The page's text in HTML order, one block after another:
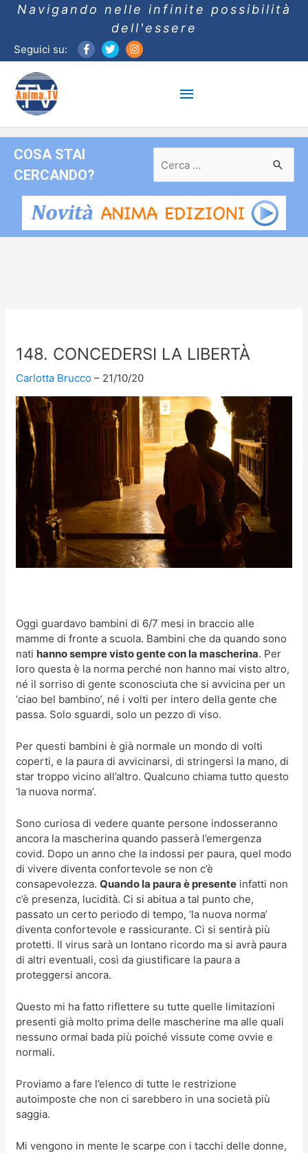
Navigando nelle infinite possibilità
dell'essere
Seguici su:
Menu
principale
COSA STAI
CERCANDO?
per:
148. CONCEDERSI LA LIBERTÀ
Carlotta Brucco 21/10/20
Oggi guardavo bambini di 6/7 mesi in braccio alle
mamme di fronte a scuola. Bambini che da quando sono
nati hanno sempre visto gente con la mascherina. Per
loro questa è la norma perché non hanno mai visto altro,
né il sorriso di gente sconosciuta che si avvicina per un
‘ciao bel bambino’, né i volti per intero della gente che
passa. Solo sguardi, solo un pezzo di viso.
Per questi bambini è già normale un mondo di volti
coperti, e la paura di avvicinarsi, di stringersi la mano, di
star troppo vicino all’altro. Qualcuno chiama tutto questo
‘la nuova norma’.
Sono curiosa di vedere quante persone indosseranno
ancora la mascherina quando passerà l’emergenza
covid. Dopo un anno che la indossi per paura, quel modo
di vivere diventa confortevole se non c’è
consapevolezza.Quando la paura è presente infatti non
c’è presenza, lucidità. Ci si abitua a tal punto che,
passato un certo periodo di tempo, ‘la nuova norma’
diventa confortevole e rassicurante. Ci si sentirà più
protetti. Il virus sarà un lontano ricordo ma si avrà paura
di altri eventuali, così da giustificare la paura a
proteggersi ancora.
Questo mi ha fatto riflettere su tutte quelle limitazioni
presenti già molto prima delle mascherine ma alle quali
nessuno ormai bada più poiché vissute come ovvie e
normali.
Proviamo a fare l’elenco di tutte le restrizione
autoimposte che non ci sarebbero in una società più
saggia.
Mi vengono in mente le scarpe con i tacchi delle donne,